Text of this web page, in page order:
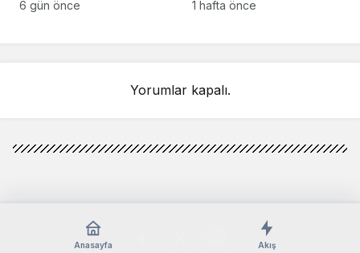
anlarındaki kahreden
6 gün önce
kez Türkiye’de
1 hafta önce
Yorumlar kapalı.
Anasayfa Akış